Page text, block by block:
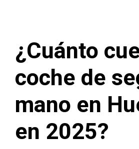
¿Cuánto
coche de
mano en
en 2025?